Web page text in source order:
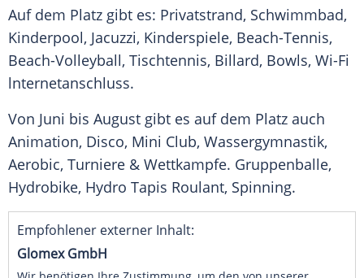
Auf dem Platz gibt es: Privatstrand, Schwimmbad,
Kinderpool, Jacuzzi, Kinderspiele, Beach-Tennis,
Beach-Volleyball, Tischtennis, Billard, Bowls, Wi-Fi
lnternetanschluss.
Von Juni bis August gibt es auf dem Platz auch
Animation, Disco, Mini Club, Wassergymnastik,
Aerobic, Turniere & Wettkampfe. Gruppenballe,
Hydrobike, Hydro Tapis Roulant, Spinning.
Empfohlener externer Inhalt:
Glomex GmbH